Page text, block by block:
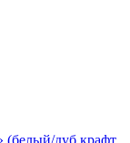
(белый/дуб крафт